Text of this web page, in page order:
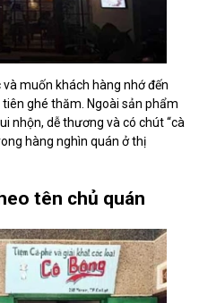
muốn khách hàng nhớ đến
ghé thăm. Ngoài sản phẩm
nhộn, dễ thương và có chút “cà
hàng nghìn quán ở thị
tên chủ quán